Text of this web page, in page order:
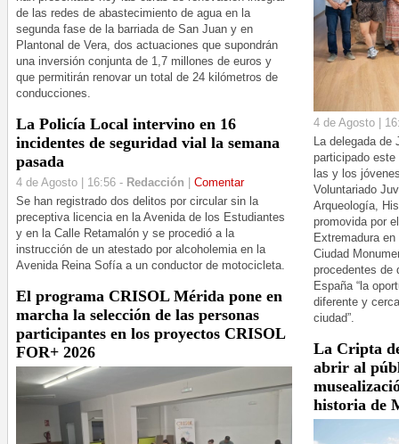
de las redes de abastecimiento de agua en la
segunda fase de la barriada de San Juan y en
Plantonal de Vera, dos actuaciones que supondrán
una inversión conjunta de 1,7 millones de euros y
que permitirán renovar un total de 24 kilómetros de
conducciones.
La Policía Local intervino en 16
incidentes de seguridad vial la semana
pasada
4 de Agosto | 16:56 - Redacción | Comentar
Se han registrado dos delitos por circular sin la
preceptiva licencia en la Avenida de los Estudiantes
y en la Calle Retamalón y se procedió a la
instrucción de un atestado por alcoholemia en la
Avenida Reina Sofía a un conductor de motocicleta.
El programa CRISOL Mérida pone en
marcha la selección de las personas
participantes en los proyectos CRISOL
FOR+ 2026
4 de Agosto |
La delegada de
participado
las y los
Voluntariado
Arqueología,
promovida por
Extremadura
Ciudad
procedentes de
España “la
diferente y
ciudad”.
La Cripta
abrir al
historia de